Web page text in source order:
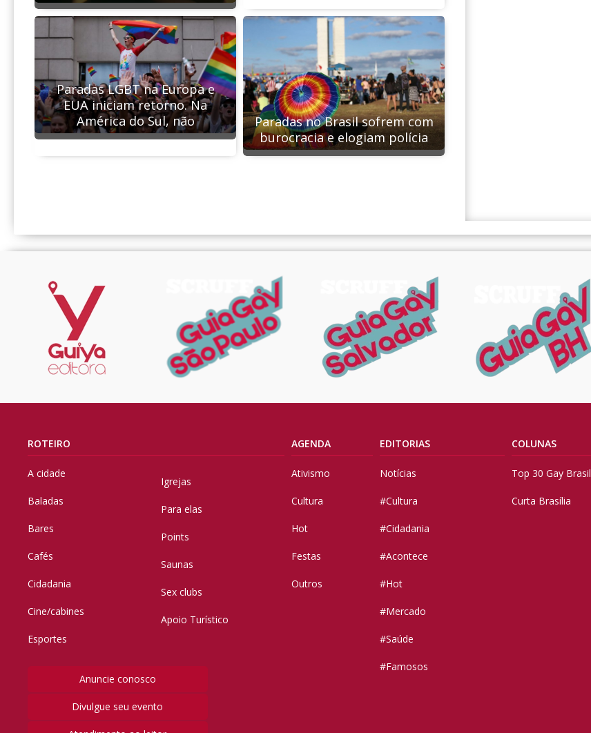
Paradas LGBT na Europa e
EUA iniciam retorno. Na
América do Sul, não
Paradas no Brasil sofrem com
burocracia e elogiam polícia
ROTEIRO
A cidade
Baladas
Bares
Cafés
Cidadania
Cine/cabines
Esportes
Igrejas
Para elas
Points
Saunas
Sex clubs
Apoio Turístico
Anuncie conosco
Divulgue seu evento
AGENDA
Ativismo
Cultura
Hot
Festas
Outros
EDITORIAS
Notícias
#Cultura
#Cidadania
#Acontece
#Hot
#Mercado
#Saúde
#Famosos
COLUNAS
Top 30 Gay Brasil
Curta Brasília